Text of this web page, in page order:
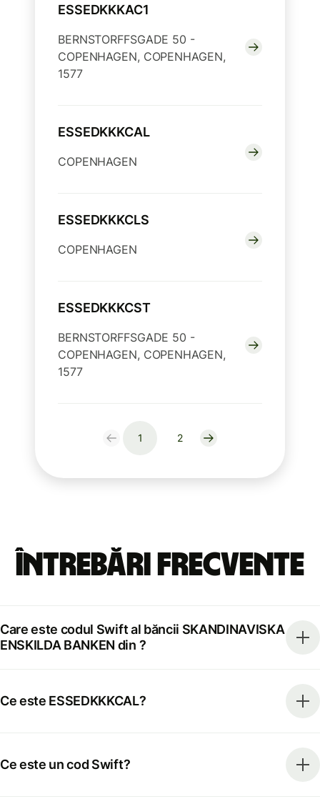
ESSEDKKKAC1
BERNSTORFFSGADE 50 -
COPENHAGEN, COPENHAGEN,
1577
ESSEDKKKCAL
COPENHAGEN
ESSEDKKKCLS
COPENHAGEN
ESSEDKKKCST
BERNSTORFFSGADE 50 -
COPENHAGEN, COPENHAGEN,
1577
1 2
Întrebări frecvente
Care este codul Swift al băncii SKANDINAVISKA
ENSKILDA BANKEN din ?
Ce este ESSEDKKKCAL?
Ce este un cod Swift?